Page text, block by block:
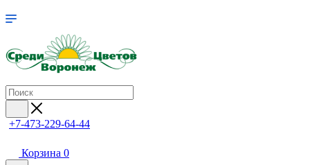
+7-473-229-64-44
Корзина 0